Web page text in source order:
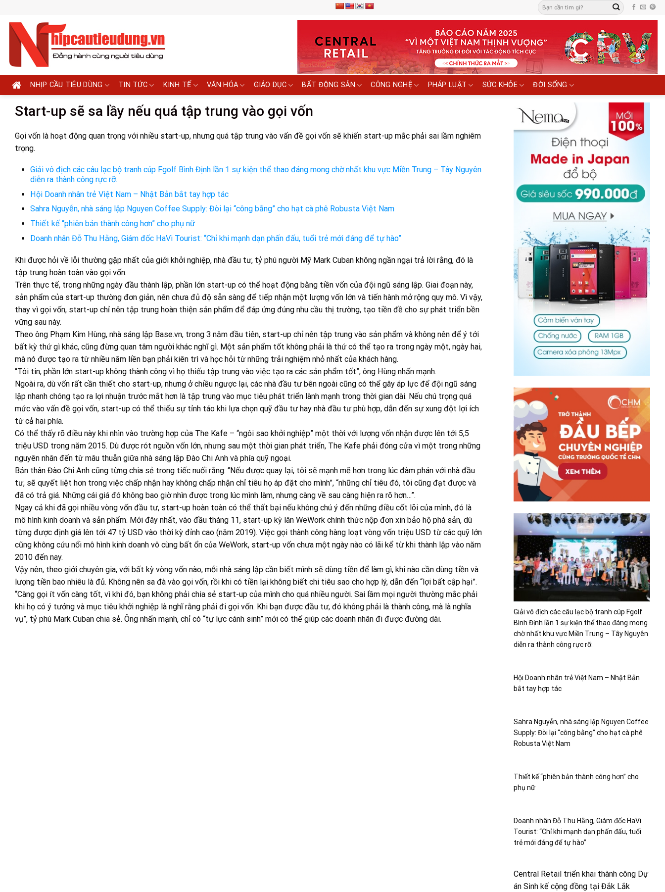
content
NHỊP CẦU TIÊU DÙNG TIN TỨC KINH TẾ VĂN HÓA GIÁO DỤC BẤT ĐỘNG SẢN CÔNG NGHỆ PHÁP LUẬT SỨC KHỎE ĐỜI SỐNG
Start-up sẽ sa lầy nếu quá tập trung vào gọi vốn
Gọi vốn là hoạt động quan trọng với nhiều start-up, nhưng quá tập trung vào vấn đề gọi vốn sẽ khiến start-up mắc phải sai lầm nghiêm
trọng.
Giải vô địch các câu lạc bộ tranh cúp Fgolf Bình Định lần 1 sự kiện thể thao đáng mong chờ nhất khu vực Miền Trung – Tây Nguyên
diễn ra thành công rực rỡ.
Hội Doanh nhân trẻ Việt Nam – Nhật Bản bắt tay hợp tác
Sahra Nguyễn, nhà sáng lập Nguyen Coffee Supply: Đòi lại “công bằng” cho hạt cà phê Robusta Việt Nam
Thiết kế “phiên bản thành công hơn” cho phụ nữ
Doanh nhân Đỗ Thu Hằng, Giám đốc HaVi Tourist: “Chỉ khi mạnh dạn phấn đấu, tuổi trẻ mới đáng để tự hào”
Khi được hỏi về lỗi thường gặp nhất của giới khởi nghiệp, nhà đầu tư, tỷ phú người Mỹ Mark Cuban không ngần ngại trả lời rằng, đó là
tập trung hoàn toàn vào gọi vốn.
Trên thực tế, trong những ngày đầu thành lập, phần lớn start-up có thể hoạt động bằng tiền vốn của đội ngũ sáng lập. Giai đoạn này,
sản phẩm của start-up thường đơn giản, nên chưa đủ độ sẵn sàng để tiếp nhận một lượng vốn lớn và tiến hành mở rộng quy mô. Vì vậy,
thay vì gọi vốn, start-up chỉ nên tập trung hoàn thiện sản phẩm để đáp ứng đúng nhu cầu thị trường, tạo tiền đề cho sự phát triển bền
vững sau này.
Theo ông Phạm Kim Hùng, nhà sáng lập Base.vn, trong 3 năm đầu tiên, start-up chỉ nên tập trung vào sản phẩm và không nên để ý tới
bất kỳ thứ gì khác, cũng đừng quan tâm người khác nghĩ gì. Một sản phẩm tốt không phải là thứ có thể tạo ra trong ngày một, ngày hai,
mà nó được tạo ra từ nhiều năm liền bạn phải kiên trì và học hỏi từ những trải nghiệm nhỏ nhất của khách hàng.
“Tôi tin, phần lớn start-up không thành công vì họ thiếu tập trung vào việc tạo ra các sản phẩm tốt”, ông Hùng nhấn mạnh.
Ngoài ra, dù vốn rất cần thiết cho start-up, nhưng ở chiều ngược lại, các nhà đầu tư bên ngoài cũng có thể gây áp lực để đội ngũ sáng
lập nhanh chóng tạo ra lợi nhuận trước mắt hơn là tập trung vào mục tiêu phát triển lành mạnh trong thời gian dài. Nếu chú trọng quá
mức vào vấn đề gọi vốn, start-up có thể thiếu sự tỉnh táo khi lựa chọn quỹ đầu tư hay nhà đầu tư phù hợp, dẫn đến sự xung đột lợi ích
từ cả hai phía.
Có thể thấy rõ điều này khi nhìn vào trường hợp của The Kafe – “ngôi sao khởi nghiệp” một thời với lượng vốn nhận được lên tới 5,5
triệu USD trong năm 2015. Dù được rót nguồn vốn lớn, nhưng sau một thời gian phát triển, The Kafe phải đóng cửa vì một trong những
nguyên nhân đến từ mâu thuẫn giữa nhà sáng lập Đào Chi Anh và phía quỹ ngoại.
Bản thân Đào Chi Anh cũng từng chia sẻ trong tiếc nuối rằng: “Nếu được quay lại, tôi sẽ mạnh mẽ hơn trong lúc đàm phán với nhà đầu
tư, sẽ quyết liệt hơn trong việc chấp nhận hay không chấp nhận chỉ tiêu họ áp đặt cho mình”, “những chỉ tiêu đó, tôi cũng đạt được và
đã có trả giá. Những cái giá đó không bao giờ nhìn được trong lúc mình làm, nhưng càng về sau càng hiện ra rõ hơn…”.
Ngay cả khi đã gọi nhiều vòng vốn đầu tư, start-up hoàn toàn có thể thất bại nếu không chú ý đến những điều cốt lõi của mình, đó là
mô hình kinh doanh và sản phẩm. Mới đây nhất, vào đầu tháng 11, start-up kỳ lân WeWork chính thức nộp đơn xin bảo hộ phá sản, dù
từng được định giá lên tới 47 tỷ USD vào thời kỳ đỉnh cao (năm 2019). Việc gọi thành công hàng loạt vòng vốn triệu USD từ các quỹ lớn
cũng không cứu nổi mô hình kinh doanh vô cùng bất ổn của WeWork, start-up vốn chưa một ngày nào có lãi kể từ khi thành lập vào năm
2010 đến nay.
Vậy nên, theo giới chuyên gia, với bất kỳ vòng vốn nào, mỗi nhà sáng lập cần biết mình sẽ dùng tiền để làm gì, khi nào cần dùng tiền và
lượng tiền bao nhiêu là đủ. Không nên sa đà vào gọi vốn, rồi khi có tiền lại không biết chi tiêu sao cho hợp lý, dẫn đến “lợi bất cập hại”.
“Càng gọi ít vốn càng tốt, vì khi đó, bạn không phải chia sẻ start-up của mình cho quá nhiều người. Sai lầm mọi người thường mắc phải
khi họ có ý tưởng và mục tiêu khởi nghiệp là nghĩ rằng phải đi gọi vốn. Khi bạn được đầu tư, đó không phải là thành công, mà là nghĩa
vụ”, tỷ phú Mark Cuban chia sẻ. Ông nhấn mạnh, chỉ có “tự lực cánh sinh” mới có thể giúp các doanh nhân đi được đường dài.
Giải vô địch các câu lạc bộ tranh cúp Fgolf
Bình Định lần 1 sự kiện thể thao đáng mong
chờ nhất khu vực Miền Trung – Tây Nguyên
diễn ra thành công rực rỡ.
Hội Doanh nhân trẻ Việt Nam – Nhật Bản
bắt tay hợp tác
Sahra Nguyễn, nhà sáng lập Nguyen Coffee
Supply: Đòi lại “công bằng” cho hạt cà phê
Robusta Việt Nam
Thiết kế “phiên bản thành công hơn” cho
phụ nữ
Doanh nhân Đỗ Thu Hằng, Giám đốc HaVi
Tourist: “Chỉ khi mạnh dạn phấn đấu, tuổi
trẻ mới đáng để tự hào”
Central Retail triển khai thành công Dự
án Sinh kế cộng đồng tại Đắk Lắk